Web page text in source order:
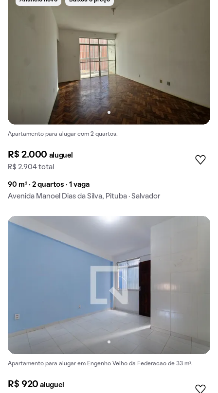
Apartamento para alugar com 2 quartos.
R$ 2.000 aluguel
R$ 2.904 total
90 m² · 2 quartos · 1 vaga
Avenida Manoel Dias da Silva, Pituba · Salvador
Apartamento para alugar em Engenho Velho da Federacao de 33 m².
R$ 920aluguel